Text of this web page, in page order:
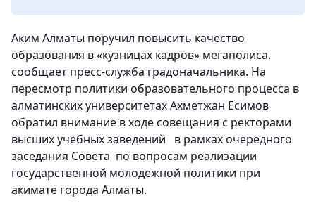
Аким Алматы поручил повысить качество
образования в «кузницах кадров» мегаполиса,
сообщает пресс-служба градоначальника. На
пересмотр политики образовательного процесса в
алматинских университетах Ахметжан Есимов
обратил внимание в ходе совещания с ректорами
высших учебных заведений в рамках очередного
заседания Совета по вопросам реализации
государственной молодежной политики при
акимате города Алматы.